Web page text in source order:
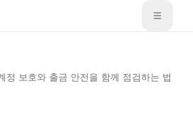
정 보호와 출금 안전을 함께 점검하는 법